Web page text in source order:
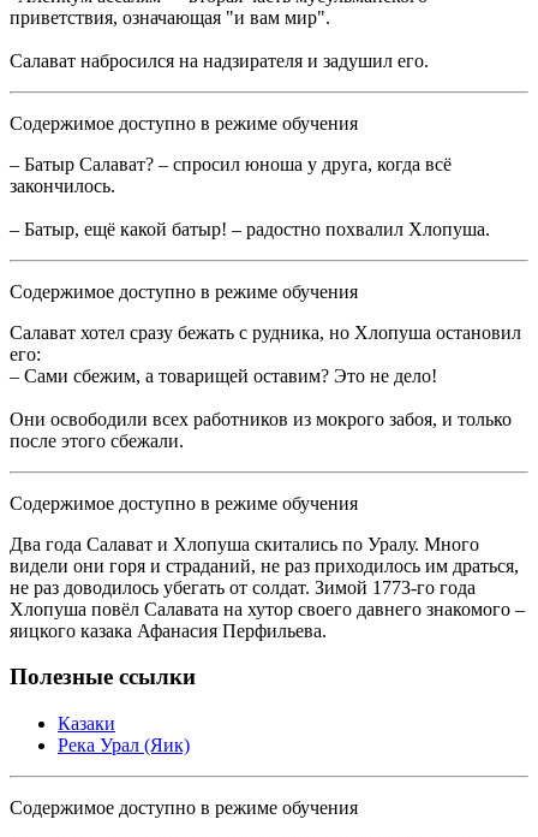
приветствия, означающая "и вам мир".
Салават набросился на надзирателя и задушил его.
Содержимое доступно в режиме обучения
– Батыр Салават? – спросил юноша у друга, когда всё
закончилось.
– Батыр, ещё какой батыр! – радостно похвалил Хлопуша.
Содержимое доступно в режиме обучения
Салават хотел сразу бежать с рудника, но Хлопуша остановил
его:
– Сами сбежим, а товарищей оставим? Это не дело!
Они освободили всех работников из мокрого забоя, и только
после этого сбежали.
Содержимое доступно в режиме обучения
Два года Салават и Хлопуша скитались по Уралу. Много
видели они горя и страданий, не раз приходилось им драться,
не раз доводилось убегать от солдат. Зимой 1773-го года
Хлопуша повёл Салавата на хутор своего давнего знакомого –
яицкого казака Афанасия Перфильева.
Полезные ссылки
Казаки
Река Урал (Яик)
Содержимое доступно в режиме обучения